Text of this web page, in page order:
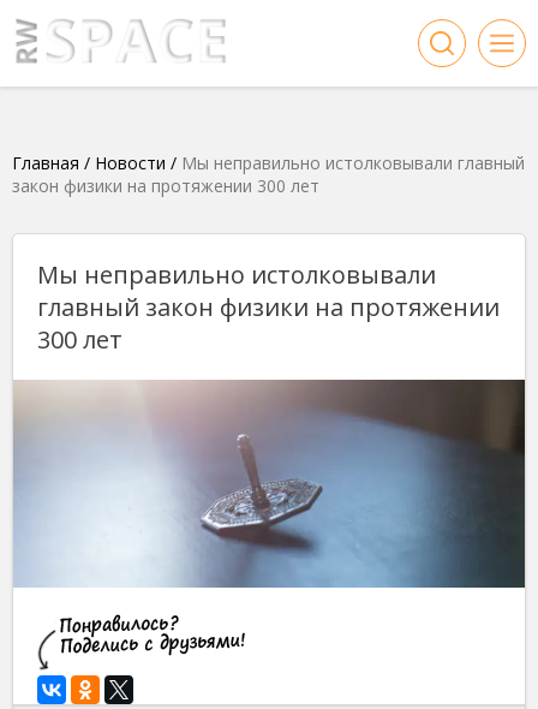
Главная / Новости / Мы неправильно истолковывали главный
закон физики на протяжении 300 лет
Мы неправильно истолковывали
главный закон физики на протяжении
300 лет